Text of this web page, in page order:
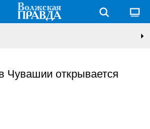
Чувашии открывается